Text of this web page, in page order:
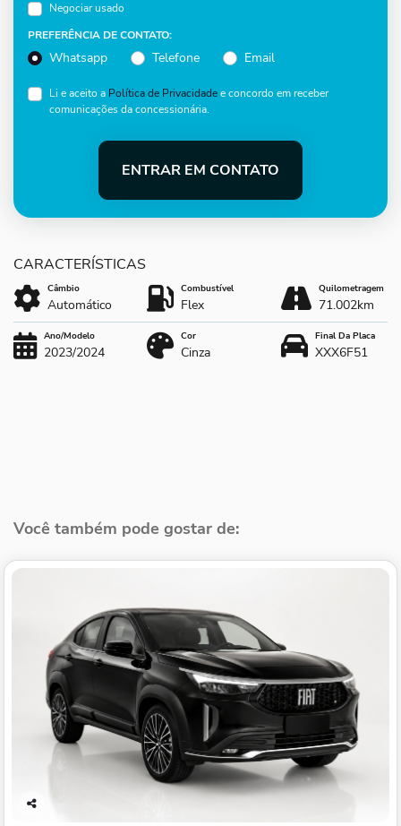
Negociar usado
PREFERÊNCIA DE CONTATO:
Whatsapp Telefone Email
Li e aceito a Política de Privacidadee concordo em receber
comunicações da concessionária.
ENTRAR EM CONTATO
Câmbio
Automático
Combustível
Flex
Quilometragem
71.002km
Ano/Modelo
2023/2024
Cor
Cinza
Final Da Placa
XXX6F51
Você também pode gostar de: